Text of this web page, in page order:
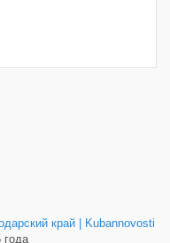
край | Kubannovosti
года